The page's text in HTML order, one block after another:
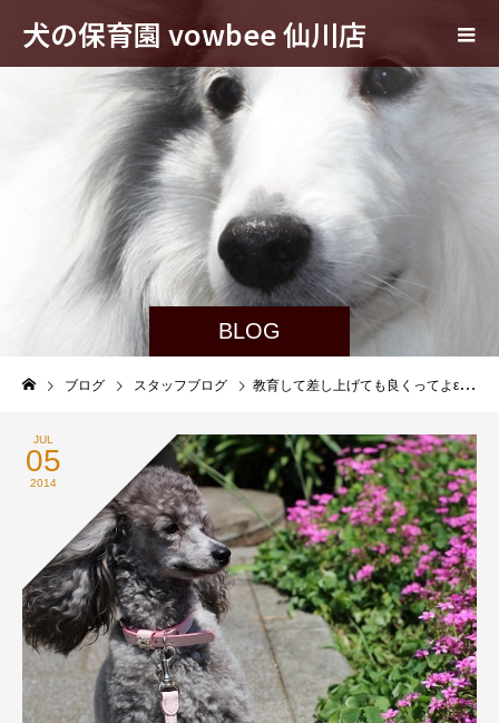
犬の保育園 vowbee 仙川店
BLOG
ブログ スタッフブログ 教育して差し上げても良くってよε- (´ー`*)
JUL
05
2014